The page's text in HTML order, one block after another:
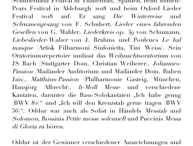
Pears Festival in Aldeburgh 2018 und beim Oxford Lieder
Festival 2018 auf. Er sangDie Winterreiseund
Schwanengesangvon F. Schubert,Lieder eines fahrenden
Gesellen von G. Mahler, Liederkreis op. 39 von Schumann,
Liebeslieder-Walzervon J. Brahms und Poulencs Le bal
masque(Artisk Filharmoni Sinfonietta, Tim Weiss). Sein
Oratoriumsrepertoire umfasst das Weihnachtsoratoriumvon
JS Bach (Stuttgarter Dom, Christian Weiherer), Johannes-
Passion (Mailänder Auditorium und Mailänder Dom, Ruben
Jais), Matthäus-Passion(Philharmonie Gasteig, München,
Hansjörg Albrecht), h-Moll Messeund verschiedene
Kantaten, darunter die Bass-Solokantaten „Ich habe genug
(BWV 82)“ und „Ich will den Kreuzstab gerne tragen (BWV
56)“. Oddur war auch als Solist in HändelsMessiahund
Solomon, Rossinis Petite messe solennellund Puccinis Messa
di Gloria zu hören.
Oddur ist der Gewinner verschiedener Auszeichnungen und